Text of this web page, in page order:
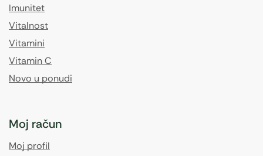
Imunitet
Vitalnost
Vitamini
Vitamin C
Novo u ponudi
Moj račun
Moj profil